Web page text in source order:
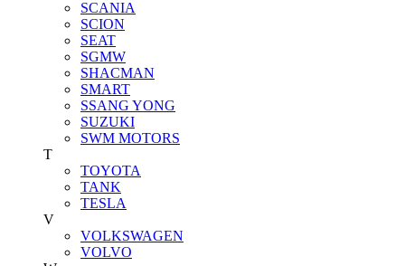
SCANIA
SCION
SEAT
SGMW
SHACMAN
SMART
SSANG YONG
SUZUKI
SWM MOTORS
T
TOYOTA
TANK
TESLA
V
VOLKSWAGEN
VOLVO